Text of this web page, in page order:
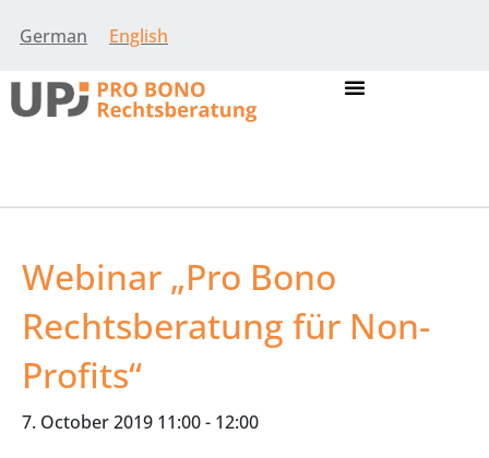
German English
Webinar „Pro Bono
Rechtsberatung für Non-
Profits“
7. October 2019 11:00- 12:00